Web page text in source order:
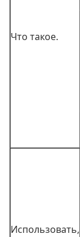
Что такое.
Использовать,